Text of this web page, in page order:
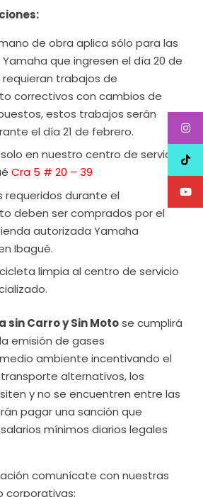
de obra aplica sólo para las
que ingresen el día 20 de
trabajos de
correctivos con cambios de
estos trabajos serán
el día 21 de febrero.
en nuestro centro de servicio
Cra 5 # 20 – 39
requeridos durante el
deben ser comprados por el
autorizada Yamaha
Ibagué.
limpia al centro de servicio
sin Carro y Sin Motose cumplirá
emisión de gases
ambiente incentivando el
alternativos, los
y no se encuentren entre las
pagar una sanción que
mínimos diarios legales
comunícate con nuestras
corporativas: